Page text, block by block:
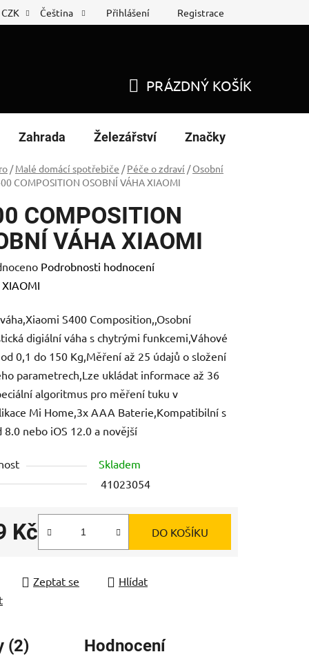
list Nákup na splátky
CZK Čeština Přihlášení Registrace
KOŠÍK
PRÁZDNÝ KOŠÍK
Zahrada Železářství Značky
/ Malé domácí spotřebiče / Péče o zdraví / Osobní
COMPOSITION OSOBNÍ VÁHA XIAOMI
COMPOSITION
VÁHA XIAOMI
Podrobnosti hodnocení
XIAOMI
S400 Composition,,Osobní
digiální váha s chytrými funkcemi,Váhové
0,1 do 150 Kg,Měření až 25 údajů o složení
parametrech,Lze ukládat informace až 36
algoritmus pro měření tuku v
Mi Home,3x AAA Baterie,Kompatibilní s
8.0 nebo iOS 12.0 a novější
Skladem
41023054
Kč DO KOŠÍKU
Zeptat se
Hlídat
(2) Hodnocení